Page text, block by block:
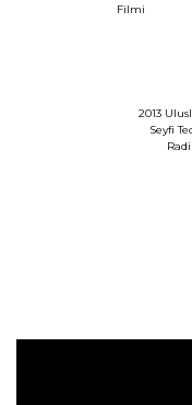
Filmi
2013
Seyfi